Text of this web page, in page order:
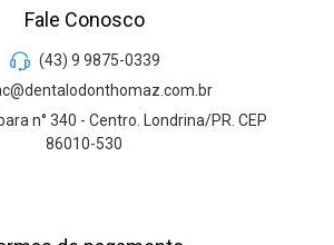
Fale Conosco
(43) 9 9875-0339
n° 340 - Centro. Londrina/PR. CEP
86010-530